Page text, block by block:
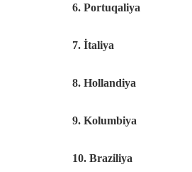
6. Portuqaliya
7. İtaliya
8. Hollandiya
9. Kolumbiya
10. Braziliya